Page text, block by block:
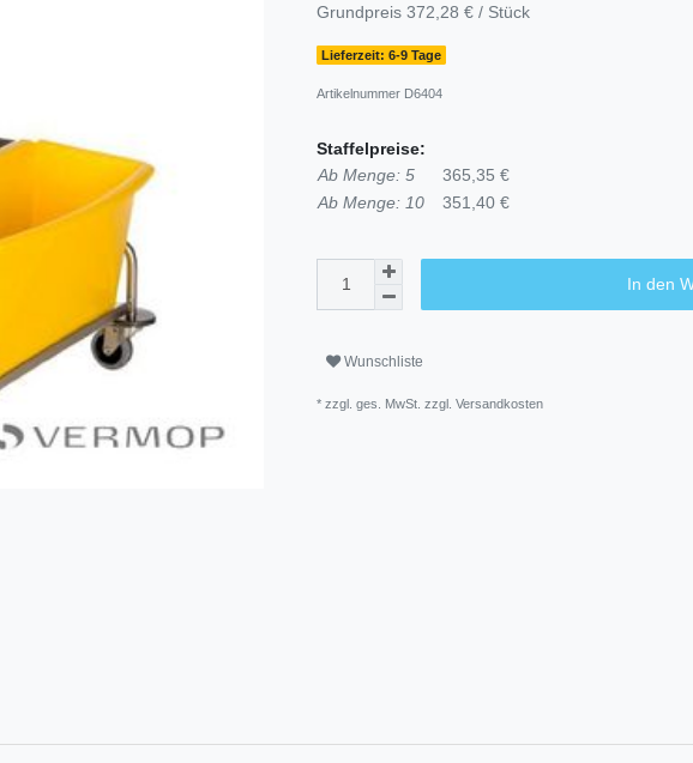
Grundpreis 372,28 € / Stück
Lieferzeit: 6-9 Tage
Artikelnummer D6404
Staffelpreise:
Ab Menge: 5
365,35 €
Ab Menge: 10
351,40 €
In den
Wunschliste
* zzgl. ges. MwSt. zzgl. Versandkosten